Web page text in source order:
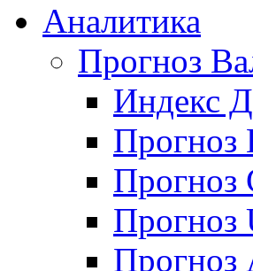
Аналитика
Прогноз
Индекс
Прогноз
Прогноз
Прогноз
Прогноз